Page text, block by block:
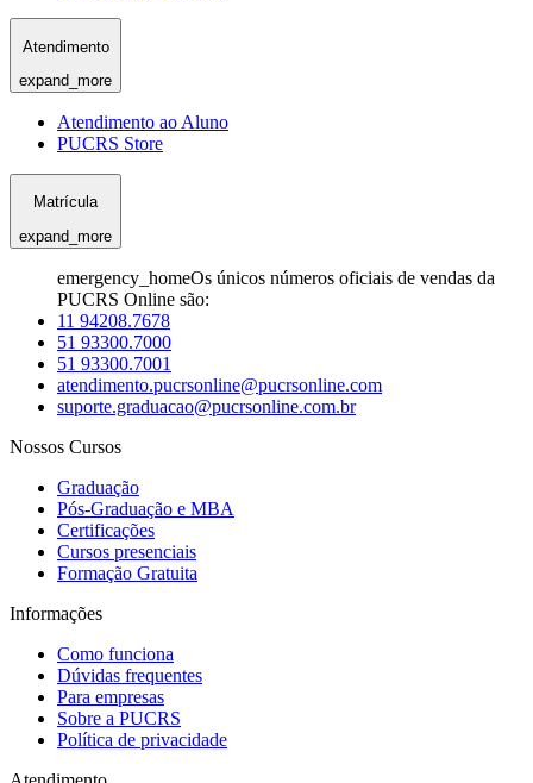
Atendimento
expand_more
Atendimento ao Aluno
PUCRS Store
Matrícula
expand_more
emergency_homeOs únicos números oficiais de vendas da
PUCRS Online são:
11 94208.7678
51 93300.7000
51 93300.7001
atendimento.pucrsonline@pucrsonline.com
suporte.graduacao@pucrsonline.com.br
Nossos Cursos
Graduação
Pós-Graduação e MBA
Certificações
Cursos presenciais
Formação Gratuita
Informações
Como funciona
Dúvidas frequentes
Para empresas
Sobre a PUCRS
Política de privacidade